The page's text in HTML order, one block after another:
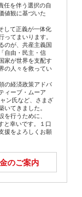
任を伴う選択の自
値観に基づいた
して正義が一体化
てまいります。
のが、共産主義国
自由・民主・信
家が世界を支配す
の人々を救ってい
の経済政策アドバ
ィーブ・ムーア
ン氏など、さまざ
てきました。
行うために、
と幸いです。１口
援をよろしくお願
のご案内